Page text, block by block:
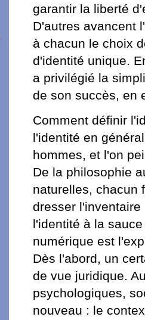
garantir la liberté
D'autres avancent
à chacun le choix
d'identité unique.
a privilégié la
de son succès, en
Comment définir
l'identité en
hommes, et l'on
De la philosophie
naturelles, chacun
dresser
l'identité à la
numérique est
Dès l'abord, un
de vue juridique.
psychologiques,
nouveau : le